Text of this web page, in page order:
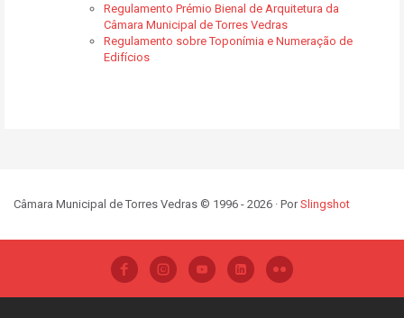
Regulamento Prémio Bienal de Arquitetura da
Câmara Municipal de Torres Vedras
Regulamento sobre Toponímia e Numeração de
Edifícios
Câmara Municipal de Torres Vedras © 1996 - 2026 · PorSlingshot